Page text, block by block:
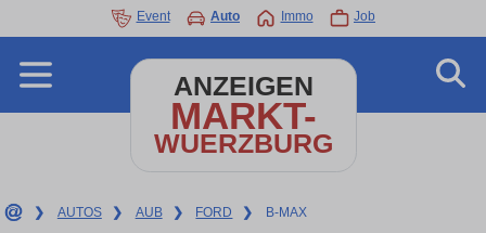
Event Auto Immo Job
ANZEIGEN
MARKT-
WUERZBURG
❯ AUTOS ❯ AUB ❯ FORD ❯ B-MAX